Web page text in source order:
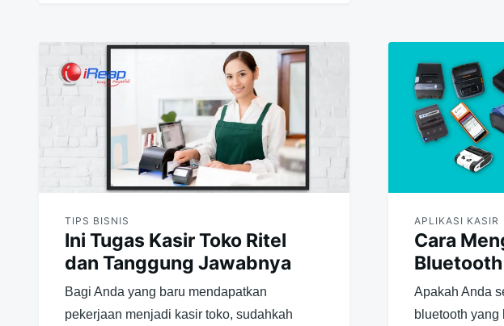
TIPS BISNIS
Ini Tugas Kasir Toko Ritel
dan Tanggung Jawabnya
Bagi Anda yang baru mendapatkan
pekerjaan menjadi kasir toko, sudahkah
APLIKASI KASIR
Cara
Apakah Anda
bluetooth yang